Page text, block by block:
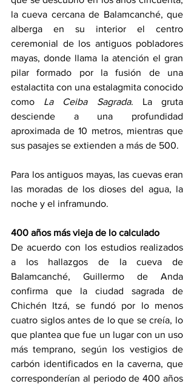
la cueva cercana de Balamcanché, que
alberga en su interior el centro
ceremonial de los antiguos pobladores
mayas, donde llama la atención el gran
pilar formado por la fusión de una
estalactita con una estalagmita conocido
como La Ceiba Sagrada. La gruta
desciende a una profundidad
aproximada de 10 metros, mientras que
sus pasajes se extienden a más de 500.
Para los antiguos mayas, las cuevas eran
las moradas de los dioses del agua, la
noche y el inframundo.
400 años más vieja de lo calculado
De acuerdo con los estudios realizados
a los hallazgos de la cueva de
Balamcanché, Guillermo de Anda
confirma que la ciudad sagrada de
Chichén Itzá, se fundó por lo menos
cuatro siglos antes de lo que se creía, lo
que plantea que fue un lugar con un uso
más temprano, según los vestigios de
carbón identificados en la caverna, que
corresponderían al periodo de 400 años